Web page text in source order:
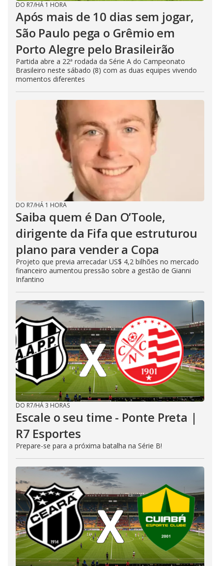
DO R7/HÁ 1 HORA
Após mais de 10 dias sem jogar,
São Paulo pega o Grêmio em
Porto Alegre pelo Brasileirão
Partida abre a 22ª rodada da Série A do Campeonato
Brasileiro neste sábado (8) com as duas equipes vivendo
momentos diferentes
DO R7/HÁ 1 HORA
Saiba quem é Dan O’Toole,
dirigente da Fifa que estruturou
plano para vender a Copa
Projeto que previa arrecadar US$ 4,2 bilhões no mercado
financeiro aumentou pressão sobre a gestão de Gianni
Infantino
DO R7/HÁ 3 HORAS
Escale o seu time - Ponte Preta |
R7 Esportes
Prepare-se para a próxima batalha na Série B!